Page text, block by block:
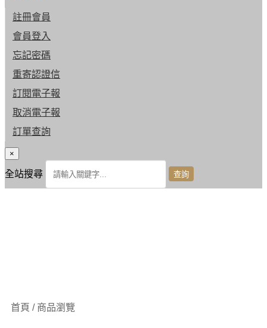
註冊會員
會員登入
忘記密碼
重寄認證信
訂閱電子報
取消電子報
訂單查詢
×
全站搜尋
首頁 / 商品瀏覽